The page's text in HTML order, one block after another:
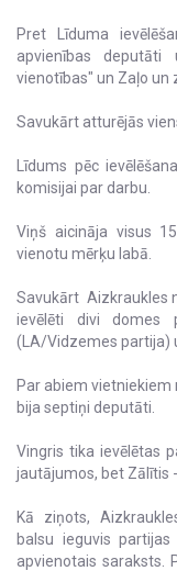
Pret Līduma
apvienības
vienotības" un Zaļo un
Savukārt atturējās
Līdums pēc
komisijai par darbu.
Viņš aicināja visus
vienotu mērķu labā.
Savukārt Aizkraukles
ievēlēti divi domes
(LA/Vidzemes partija)
Par abiem
bija septiņi deputāti.
Vingris tika ievēlētas
jautājumos, bet Zālītis
Kā ziņots,
balsu ieguvis
apvienotais saraksts.